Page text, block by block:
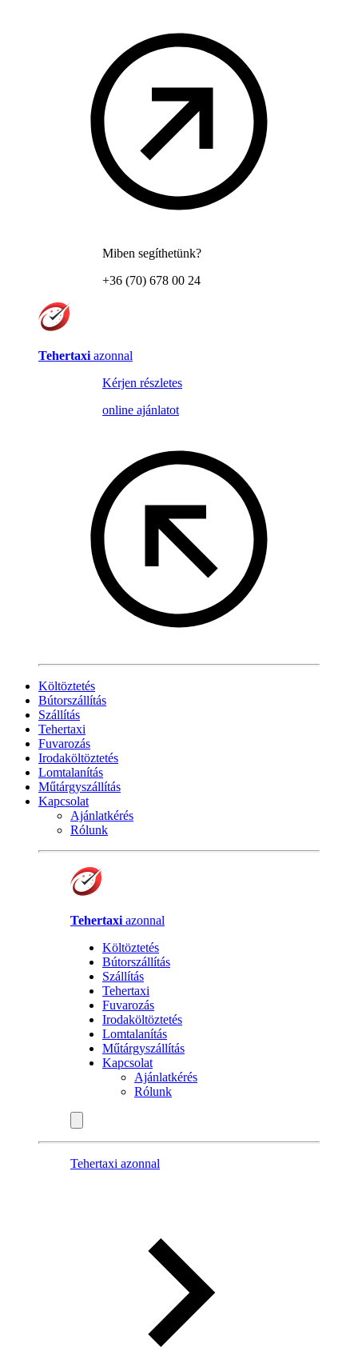
Miben segíthetünk?
+36 (70) 678 00 24
Tehertaxi azonnal
Kérjen részletes
online ajánlatot
Költöztetés
Bútorszállítás
Szállítás
Tehertaxi
Fuvarozás
Irodaköltöztetés
Lomtalanítás
Műtárgyszállítás
Kapcsolat
Ajánlatkérés
Rólunk
Tehertaxi azonnal
Költöztetés
Bútorszállítás
Szállítás
Tehertaxi
Fuvarozás
Irodaköltöztetés
Lomtalanítás
Műtárgyszállítás
Kapcsolat
Ajánlatkérés
Rólunk
Tehertaxi azonnal